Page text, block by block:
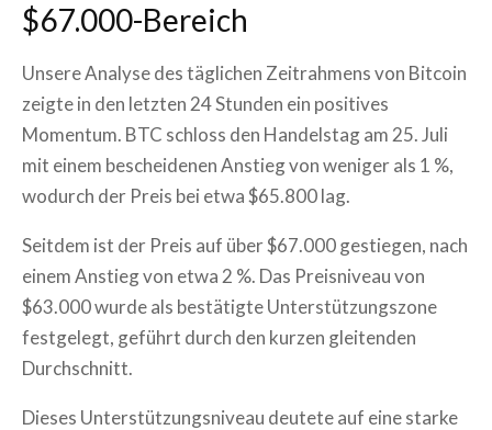
$67.000-Bereich
Unsere Analyse des täglichen Zeitrahmens von Bitcoin
zeigte in den letzten 24 Stunden ein positives
Momentum. BTC schloss den Handelstag am 25. Juli
mit einem bescheidenen Anstieg von weniger als 1 %,
wodurch der Preis bei etwa $65.800 lag.
Seitdem ist der Preis auf über $67.000 gestiegen, nach
einem Anstieg von etwa 2 %. Das Preisniveau von
$63.000 wurde als bestätigte Unterstützungszone
festgelegt, geführt durch den kurzen gleitenden
Durchschnitt.
Dieses Unterstützungsniveau deutete auf eine starke